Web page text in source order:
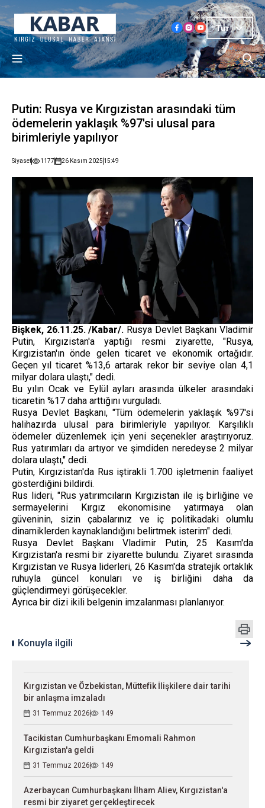
Tur
Putin: Rusya ve Kırgızistan arasındaki tüm
ödemelerin yaklaşık %97'si ulusal para
birimleriyle yapılıyor
Siyaset 1177 26 Kasım 2025 15:49
Bişkek, 26.11.25. /Kabar/. Rusya Devlet Başkanı Vladimir
Putin, Kırgızistan'a yaptığı resmi ziyarette, "Rusya,
Kırgızistan'ın önde gelen ticaret ve ekonomik ortağıdır.
Geçen yıl ticaret %13,6 artarak rekor bir seviye olan 4,1
milyar dolara ulaştı," dedi.
Bu yılın Ocak ve Eylül ayları arasında ülkeler arasındaki
ticaretin %17 daha arttığını vurguladı.
Rusya Devlet Başkanı, "Tüm ödemelerin yaklaşık %97'si
halihazırda ulusal para birimleriyle yapılıyor. Karşılıklı
ödemeler düzenlemek için yeni seçenekler araştırıyoruz.
Rus yatırımları da artıyor ve şimdiden neredeyse 2 milyar
dolara ulaştı," dedi.
Putin, Kırgızistan'da Rus iştirakli 1.700 işletmenin faaliyet
gösterdiğini bildirdi.
Rus lideri, "Rus yatırımcıların Kırgızistan ile iş birliğine ve
sermayelerini Kırgız ekonomisine yatırmaya olan
güveninin, sizin çabalarınız ve iç politikadaki olumlu
dinamiklerden kaynaklandığını belirtmek isterim" dedi.
Rusya Devlet Başkanı Vladimir Putin, 25 Kasım'da
Kırgızistan'a resmi bir ziyarette bulundu. Ziyaret sırasında
Kırgızistan ve Rusya liderleri, 26 Kasım'da stratejik ortaklık
ruhuyla güncel konuları ve iş birliğini daha da
güçlendirmeyi görüşecekler.
Ayrıca bir dizi ikili belgenin imzalanması planlanıyor.
Konuyla ilgili
Kırgızistan ve Özbekistan, Müttefik İlişkilere dair tarihi
bir anlaşma imzaladı
31 Temmuz 2026 149
Tacikistan Cumhurbaşkanı Emomali Rahmon
Kırgızistan'a geldi
31 Temmuz 2026 149
Azerbaycan Cumhurbaşkanı İlham Aliev, Kırgızistan'a
resmi bir ziyaret gerçekleştirecek